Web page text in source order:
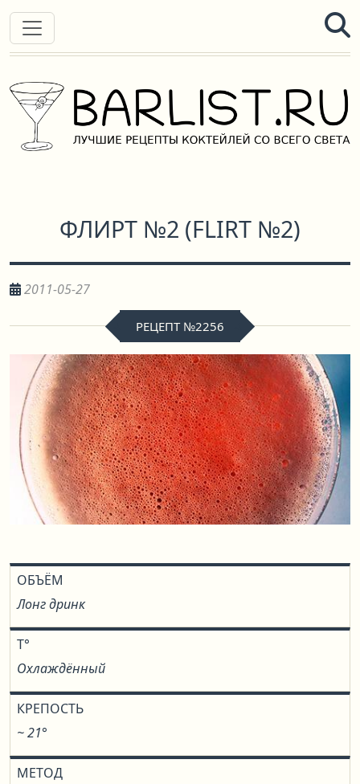
ФЛИРТ №2 (FLIRT №2)
2011-05-27
РЕЦЕПТ №2256
ОБЪЁМ
Лонг дринк
T°
Охлаждённый
КРЕПОСТЬ
~ 21°
МЕТОД